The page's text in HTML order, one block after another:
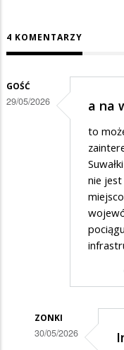
4 KOMENTARZY
GOŚĆ
29/05/2026 a na
to
nie jest
ZONKI
30/05/2026